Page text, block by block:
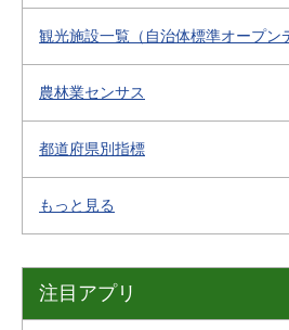
観光施設一覧（自治体標準オープン
農林業センサス
都道府県別指標
もっと見る
注目アプリ